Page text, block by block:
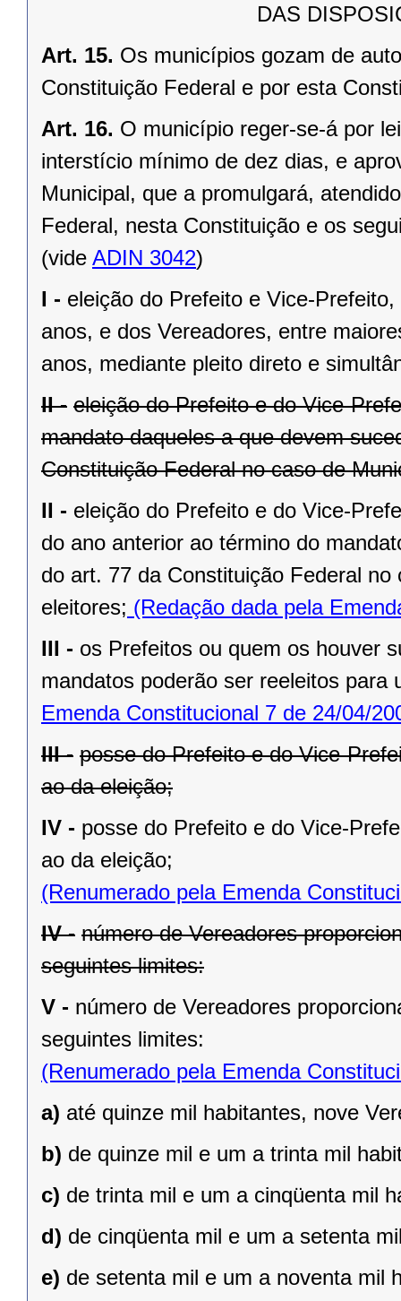
DAS
Art. 15. Os municípios gozam de
Constituição Federal e por esta
Art. 16. O município reger-se-á por
interstício mínimo de dez dias, e
Municipal, que a promulgará,
Federal, nesta Constituição e os
(vide ADIN 3042)
I - eleição do Prefeito e Vice-
anos, e dos Vereadores, entre
anos, mediante pleito direto e
II - eleição do Prefeito e do Vice-
mandato daqueles a que devem
Constituição Federal no caso de
II - eleição do Prefeito e do Vice-
do ano anterior ao término do
do art. 77 da Constituição Federal
eleitores; (Redação dada pela
III - os Prefeitos ou quem os houver
mandatos poderão ser reeleitos para
Emenda Constitucional 7 de 24/04/
III - posse do Prefeito e do Vice-
ao da eleição;
IV - posse do Prefeito e do Vice-
ao da eleição;
(Renumerado pela Emenda
IV - número de Vereadores
seguintes limites:
V - número de Vereadores
seguintes limites:
(Renumerado pela Emenda
a) até quinze mil habitantes, nove
b) de quinze mil e um a trinta mil
c) de trinta mil e um a cinqüenta mil
d) de cinqüenta mil e um a setenta
e) de setenta mil e um a noventa mil